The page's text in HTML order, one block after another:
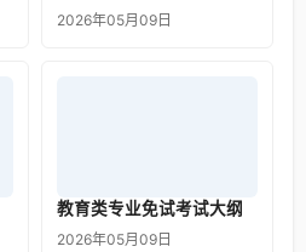
2026年05月09日
教育类专业免试考试大纲
2026年05月09日